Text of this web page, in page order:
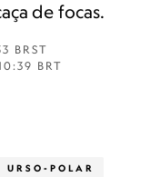
de focas.
BRST
BRT
URSO-POLAR